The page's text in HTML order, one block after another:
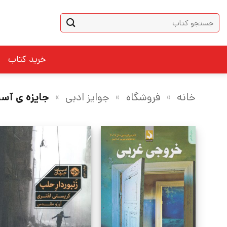
content
جستجو
برای:
خرید کتاب
خانه » فروشگاه » جوایز ادبی » جایزه ی